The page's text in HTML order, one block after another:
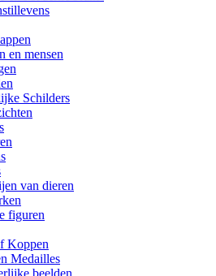
en mensen
Schilders
van dieren
figuren
Koppen
Medailles
beelden